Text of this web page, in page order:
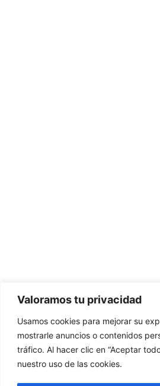
Valoramos tu privacidad
Usamos cookies para mejorar su
mostrarle anuncios o contenidos
tráfico. Al hacer clic en “Aceptar
nuestro uso de las cookies.